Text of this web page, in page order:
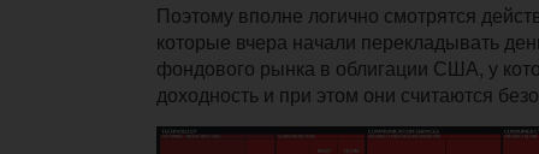
Поэтому вполне логично смотрятся
которые вчера начали перекладывать
фондового рынка в облигации США, у
доходность и при этом они считаются